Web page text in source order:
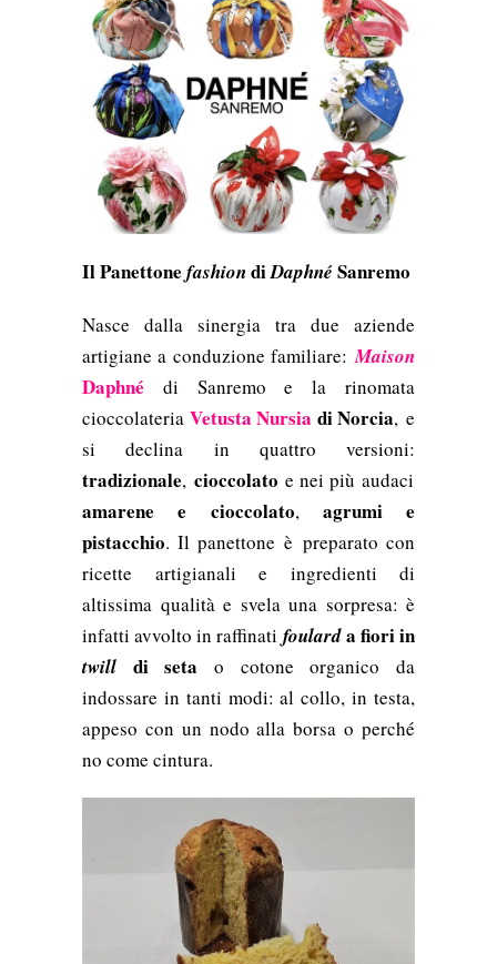
Il Panettone fashiondiDaphné Sanremo
Nasce dalla sinergia tra due aziende
artigiane a conduzione familiare:Maison
Daphné di Sanremo e la rinomata
cioccolateria Vetusta Nursia di Norcia,e
si declina in quattro versioni:
tradizionale,cioccolato e nei più audaci
amarene e cioccolato, agrumi e
pistacchio. Il panettone è preparato con
ricette artigianali e ingredienti di
altissima qualità e svela una sorpresa: è
infatti avvolto in raffinati foularda fiori in
twill di seta o cotone organico da
indossare in tanti modi: al collo, in testa,
appeso con un nodo alla borsa o perché
no come cintura.